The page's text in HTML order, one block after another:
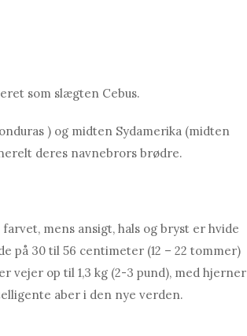
som slægten Cebus.
) og midten Sydamerika (midten
deres navnebrors brødre.
mens ansigt, hals og bryst er hvide
på 30 til 56 centimeter (12 – 22 tommer)
vejer op til 1,3 kg (2-3 pund), med hjerner
aber i den nye verden.